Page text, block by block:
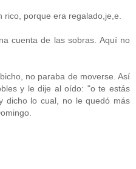
rico, porque era regalado,je,e.
cuenta de las sobras. Aquí no
no paraba de moverse. Así
y le dije al oído: "o te estás
dicho lo cual, no le quedó más